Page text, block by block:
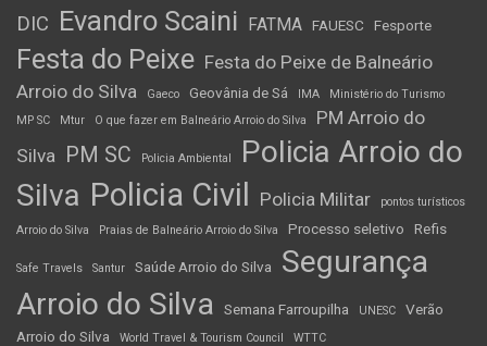
DIC Evandro Scaini FATMA FAUESC Fesporte
Festa do Peixe Festa do Peixe de Balneário
Arroio do Silva
Gaeco Geovânia de Sá IMA
Ministério do Turismo
MP SC
Mtur O que fazer em Balneário Arroio do Silva
PM Arroio do
Silva
PM SC Policia Ambiental
Policia Arroio do
Silva Policia Civil Policia Militar
pontos turísticos
Arroio do Silva
Praias de Balneário Arroio do Silva Processo seletivo Refis
Safe Travels Santur Saúde Arroio do Silva
Segurança
Arroio do Silva
Semana Farroupilha UNESC
Verão
Arroio do Silva
World Travel & Tourism Council WTTC